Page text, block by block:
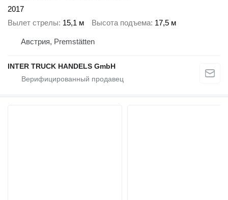
2017
Вылет стрелы 15,1 м Высота подъема 17,5 м
Австрия, Premstätten
INTER TRUCK HANDELS GmbH